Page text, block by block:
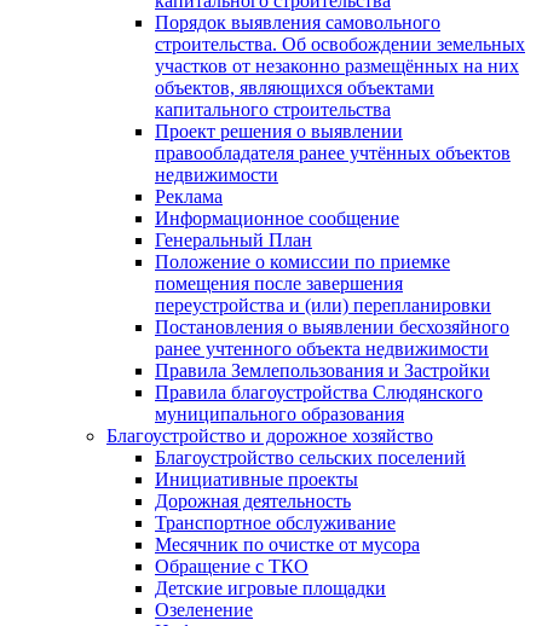
Порядок выявления самовольного
строительства. Об освобождении земельных
участков от незаконно размещённых на них
объектов, являющихся объектами
капитального строительства
Проект решения о выявлении
правообладателя ранее учтённых объектов
недвижимости
Реклама
Информационное сообщение
Генеральный План
Положение о комиссии по приемке
помещения после завершения
переустройства и (или) перепланировки
Постановления о выявлении бесхозяйного
ранее учтенного объекта недвижимости
Правила Землепользования и Застройки
Правила благоустройства Слюдянского
муниципального образования
Благоустройство и дорожное хозяйство
Благоустройство сельских поселений
Инициативные проекты
Дорожная деятельность
Транспортное обслуживание
Месячник по очистке от мусора
Обращение с ТКО
Детские игровые площадки
Озеленение